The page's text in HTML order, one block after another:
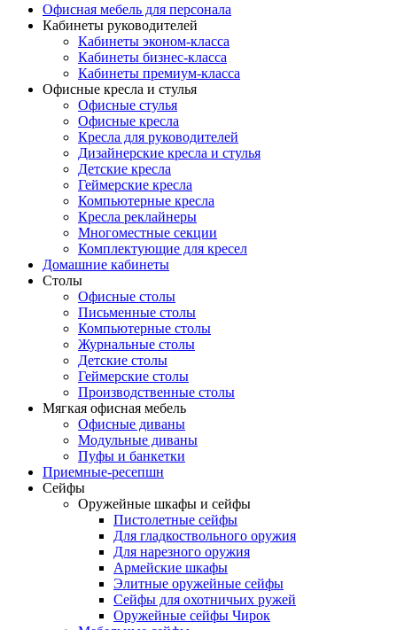
Офисная мебель для персонала
Кабинеты руководителей
Кабинеты эконом-класса
Кабинеты бизнес-класса
Кабинеты премиум-класса
Офисные кресла и стулья
Офисные стулья
Офисные кресла
Кресла для руководителей
Дизайнерские кресла и стулья
Детские кресла
Геймерские кресла
Компьютерные кресла
Кресла реклайнеры
Многоместные секции
Комплектующие для кресел
Домашние кабинеты
Столы
Офисные столы
Письменные столы
Компьютерные столы
Журнальные столы
Детские столы
Геймерские столы
Производственные столы
Мягкая офисная мебель
Офисные диваны
Модульные диваны
Пуфы и банкетки
Приемные-ресепшн
Сейфы
Оружейные шкафы и сейфы
Пистолетные сейфы
Для гладкоствольного оружия
Для нарезного оружия
Армейские шкафы
Элитные оружейные сейфы
Сейфы для охотничьих ружей
Оружейные сейфы Чирок